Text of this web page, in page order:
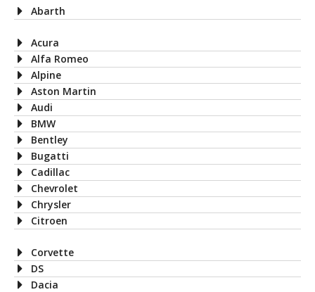
Abarth
Acura
Alfa Romeo
Alpine
Aston Martin
Audi
BMW
Bentley
Bugatti
Cadillac
Chevrolet
Chrysler
Citroen
Corvette
DS
Dacia